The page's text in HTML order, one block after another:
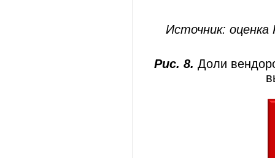
Источник:
Рис. 8. Доли